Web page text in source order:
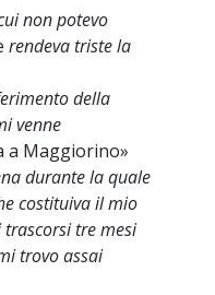
non potevo
rendeva triste la
della
venne
a Maggiorino»
durante la quale
costituiva il mio
tre mesi
trovo assai